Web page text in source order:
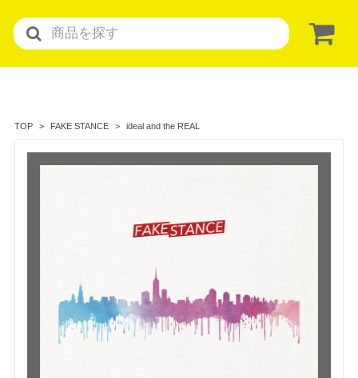
TOP FAKE STANCE ideal and the REAL